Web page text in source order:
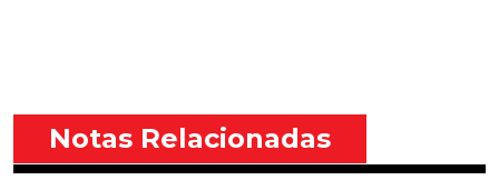
Notas Relacionadas